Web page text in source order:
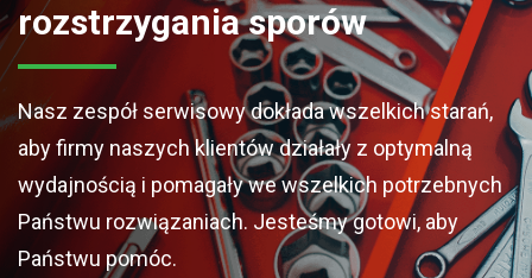
rozstrzygania sporów
Nasz zespół serwisowy dokłada wszelkich starań,
aby firmy naszych klientów działały z optymalną
wydajnością i pomagały we wszelkich potrzebnych
Państwu rozwiązaniach. Jesteśmy gotowi, aby
Państwu pomóc.